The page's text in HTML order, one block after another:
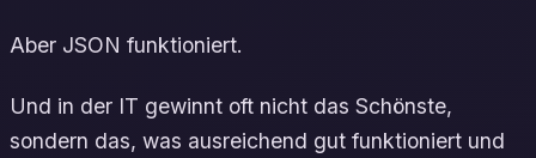
Aber JSON funktioniert.
Und in der IT gewinnt oft nicht das Schönste,
sondern das, was ausreichend gut funktioniert und